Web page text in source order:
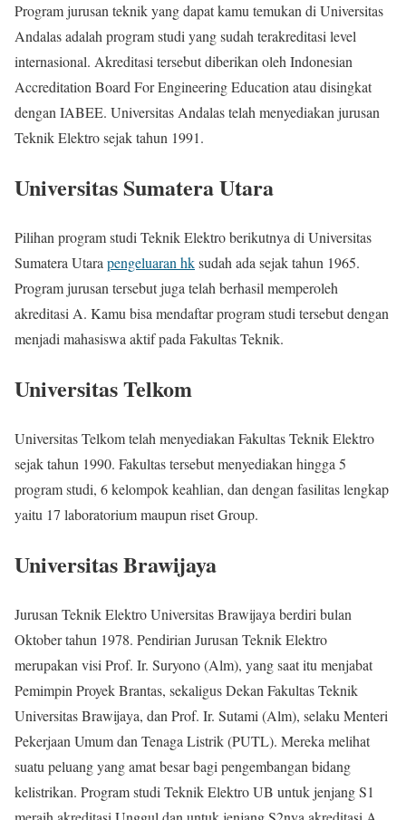
Program jurusan teknik yang dapat kamu temukan di Universitas
Andalas adalah program studi yang sudah terakreditasi level
internasional. Akreditasi tersebut diberikan oleh Indonesian
Accreditation Board For Engineering Education atau disingkat
dengan IABEE. Universitas Andalas telah menyediakan jurusan
Teknik Elektro sejak tahun 1991.
Universitas Sumatera Utara
Pilihan program studi Teknik Elektro berikutnya di Universitas
Sumatera Utara pengeluaran hksudah ada sejak tahun 1965.
Program jurusan tersebut juga telah berhasil memperoleh
akreditasi A. Kamu bisa mendaftar program studi tersebut dengan
menjadi mahasiswa aktif pada Fakultas Teknik.
Universitas Telkom
Universitas Telkom telah menyediakan Fakultas Teknik Elektro
sejak tahun 1990. Fakultas tersebut menyediakan hingga 5
program studi, 6 kelompok keahlian, dan dengan fasilitas lengkap
yaitu 17 laboratorium maupun riset Group.
Universitas Brawijaya
Jurusan Teknik Elektro Universitas Brawijaya berdiri bulan
Oktober tahun 1978. Pendirian Jurusan Teknik Elektro
merupakan visi Prof. Ir. Suryono (Alm), yang saat itu menjabat
Pemimpin Proyek Brantas, sekaligus Dekan Fakultas Teknik
Universitas Brawijaya, dan Prof. Ir. Sutami (Alm), selaku Menteri
Pekerjaan Umum dan Tenaga Listrik (PUTL). Mereka melihat
suatu peluang yang amat besar bagi pengembangan bidang
kelistrikan. Program studi Teknik Elektro UB untuk jenjang S1